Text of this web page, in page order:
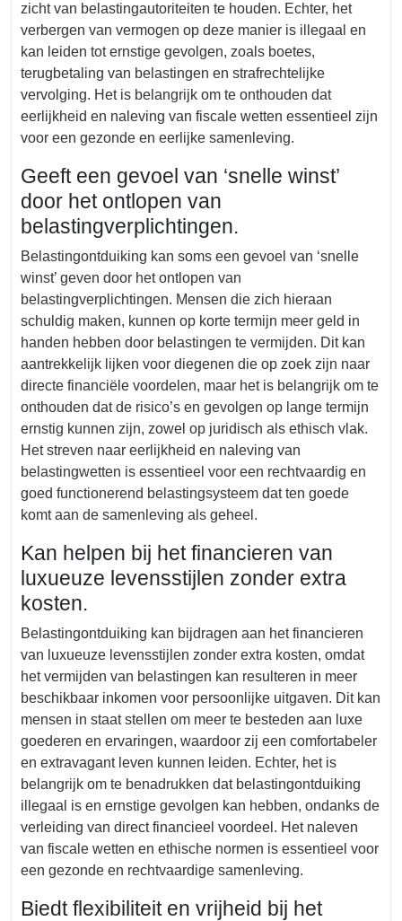
zicht van belastingautoriteiten te houden. Echter, het
verbergen van vermogen op deze manier is illegaal en
kan leiden tot ernstige gevolgen, zoals boetes,
terugbetaling van belastingen en strafrechtelijke
vervolging. Het is belangrijk om te onthouden dat
eerlijkheid en naleving van fiscale wetten essentieel zijn
voor een gezonde en eerlijke samenleving.
Geeft een gevoel van ‘snelle winst’
door het ontlopen van
belastingverplichtingen.
Belastingontduiking kan soms een gevoel van ‘snelle
winst’ geven door het ontlopen van
belastingverplichtingen. Mensen die zich hieraan
schuldig maken, kunnen op korte termijn meer geld in
handen hebben door belastingen te vermijden. Dit kan
aantrekkelijk lijken voor diegenen die op zoek zijn naar
directe financiële voordelen, maar het is belangrijk om te
onthouden dat de risico’s en gevolgen op lange termijn
ernstig kunnen zijn, zowel op juridisch als ethisch vlak.
Het streven naar eerlijkheid en naleving van
belastingwetten is essentieel voor een rechtvaardig en
goed functionerend belastingsysteem dat ten goede
komt aan de samenleving als geheel.
Kan helpen bij het financieren van
luxueuze levensstijlen zonder extra
kosten.
Belastingontduiking kan bijdragen aan het financieren
van luxueuze levensstijlen zonder extra kosten, omdat
het vermijden van belastingen kan resulteren in meer
beschikbaar inkomen voor persoonlijke uitgaven. Dit kan
mensen in staat stellen om meer te besteden aan luxe
goederen en ervaringen, waardoor zij een comfortabeler
en extravagant leven kunnen leiden. Echter, het is
belangrijk om te benadrukken dat belastingontduiking
illegaal is en ernstige gevolgen kan hebben, ondanks de
verleiding van direct financieel voordeel. Het naleven
van fiscale wetten en ethische normen is essentieel voor
een gezonde en rechtvaardige samenleving.
Biedt flexibiliteit en vrijheid bij het